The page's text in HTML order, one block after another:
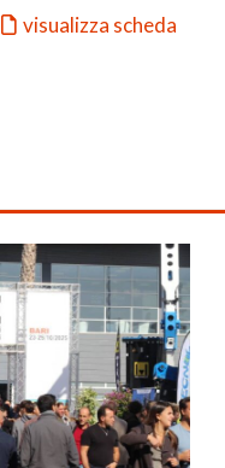
visualizza scheda